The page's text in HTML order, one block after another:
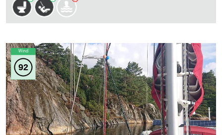
Wind
92